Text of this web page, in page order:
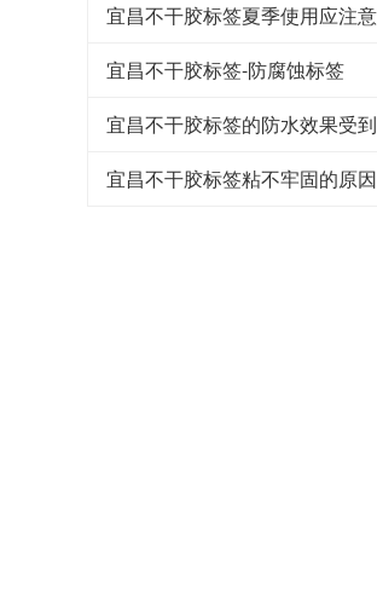
宜昌不干胶标签-防腐蚀标签
宜昌不干胶标签粘不牢固的原因